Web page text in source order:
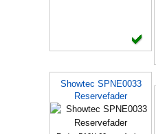
Showtec SPNE0033
Reservefader